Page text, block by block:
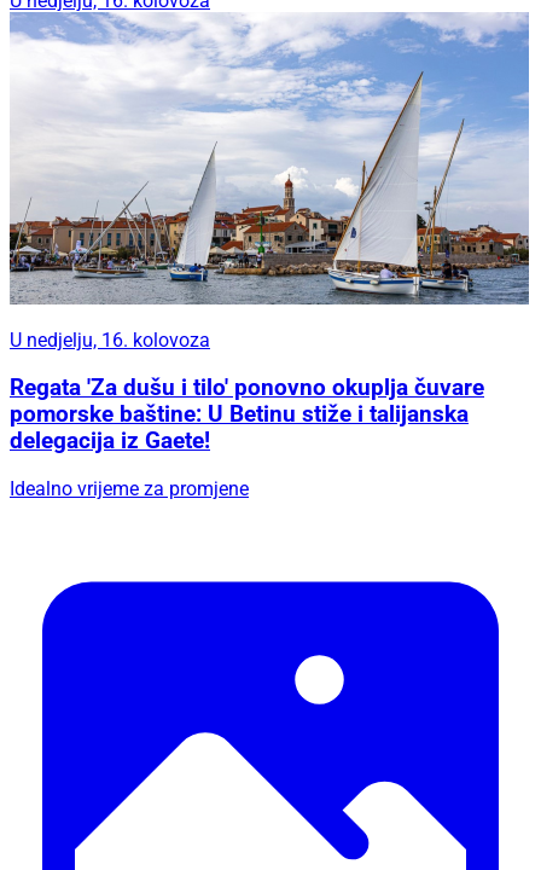
U nedjelju, 16. kolovoza
Regata 'Za dušu i tilo' ponovno okuplja čuvare
pomorske baštine: U Betinu stiže i talijanska
delegacija iz Gaete!
Idealno vrijeme za promjene